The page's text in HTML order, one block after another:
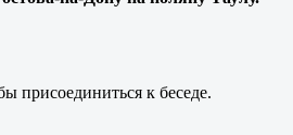
присоединиться к беседе.